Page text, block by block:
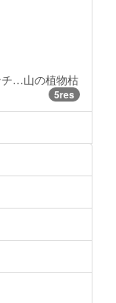
チ…山の植物枯
5res